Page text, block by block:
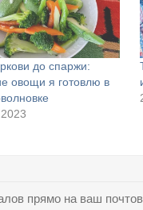
до спаржи:
овощи я готовлю в
прямо на ваш